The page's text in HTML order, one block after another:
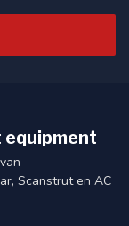
Scanstrut en AC